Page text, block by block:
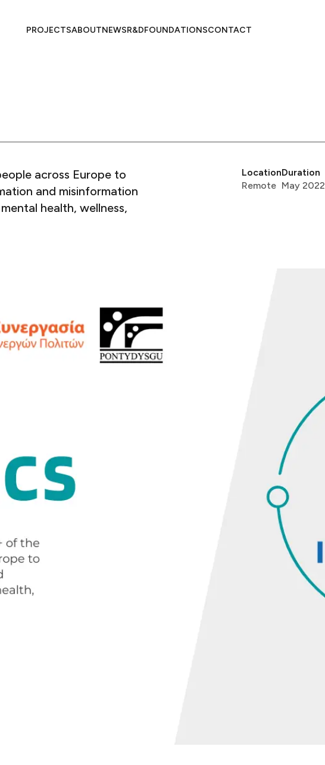
PROJECTS​​​​‌ ‍ ​‍​‍‌‍ ‌ ​‍‌‍‍‌‌‍‌ ‌‍‍‌‌‍ ‍​‍​‍​ ‍‍​‍​‍‌ ​ ‌‍​‌‌‍ ‍‌‍‍‌‌ ‌​‌ ‍‌​‍ ‍‌‍‍‌‌‍ ​‍​‍​‍ ​​‍​‍‌‍‍​‌ ​‍‌‍‌‌‌‍‌‍​‍​‍​ ‍‍​‍​‍​‍ ‌ ​ ‌ ‌​‌ ‌‌‌‍‌​‌‍‍‌‌‍ ​‍ ‌‍‍‌‌‍ ‍‌ ‌​‌‍‌‌‌‍ ‍‌ ‌​​‍ ‌‍‌‌‌‍‌​‌‍‍‌‌ ‌​​‍ ‌‍ ‌‌‍ ‌‍‌​‌‍‌‌​ ‌‌ ​​‌ ​‍‌‍‌‌‌ ​ ‌‍‌‌‌‍ ‍‌ ‌​‌‍​‌‌ ‌​‌‍‍‌‌‍ ‌‍ ‍​ ‍ ‌‍‍‌‌‍‌​​ ‌‌ ​ ‌‍‍‌‌ ‌​‌‍‌‌‌‌​ ‌‍‌‌‌ ‌​‌ ‌​‌‍‍‌‌‍ ‍‌‍‌ ‌ ​ ​ ‍ ‌ ‌​‌ ‍‌‌ ​​‌‍‌‌​ ‌‌ ​ ‌‍‍‌‌ ‌​‌‍‌‌‌‌​ ‌‍‌‌‌ ‌​‌ ‌​‌‍‍‌‌‍ ‍‌‍‌ ‌ ​ ​ ‍ ‌ ​​‌‍​‌‌ ‌​‌‍‍​​ ‌‌‍ ‍‌‍​‌‌ ‌‍‌‍​‍‌‍​‌‌ ​‍​‍ ‍‌‍ ‍‌‍​‌‌ ‌‍‌​ ​‌‍‍‌‌‍ ‍‌‍‍ ‌ ​ ​‍‌‌​ ‌‌‌​​‍‌‌ ‌‍‍ ‌‍‌‌‌ ‍‌​‍‌‌​ ​ ‌​‌​​‍‌‌​ ​ ‌​‌​​‍‌‌​ ​‍​ ​‍‌‍‌​​ ‌ ‌‍‌‍​ ​ ‌‍‌‍​ ​​​ ​ ‌‍​ ​ ​‍‌‍‌‌​ ‌​​ ​​​‍‌‌​ ​‍​ ​‍​‍‌‌​ ‌‌‌​‌​​‍ ‍‌‍ ​‌‍​‌‌‍​‍‌‍‌‌‌‍ ​​ ‌‍​‍‌‍​‌‌ ​ ‌‍‌‌‌‌‌‌‌ ​‍‌‍ ​​ ‌​‍‌‌​ ​‍‌​‌‍‌ ​ ‌ ‌​‌ ‌‌‌‍‌​‌‍‍‌‌‍ ​‍‌‍‌‍‍‌‌‍‌​​ ‌‌ ​ ‌‍‍‌‌ ‌​‌‍‌‌‌‌​ ‌‍‌‌‌ ‌​‌ ‌​‌‍‍‌‌‍ ‍‌‍‌ ‌ ​ ​‍‌‍‌ ‌​‌ ‍‌‌ ​​‌‍‌‌​ ‌‌ ​ ‌‍‍‌‌ ‌​‌‍‌‌‌‌​ ‌‍‌‌‌ ‌​‌ ‌​‌‍‍‌‌‍ ‍‌‍‌ ‌ ​ ​‍‌‍‌ ​​‌‍​‌‌ ‌​‌‍‍​​ ‌‌‍ ‍‌‍​‌‌ ‌‍‌‍​‍‌‍​‌‌ ​‍​‍ ‍‌‍ ‍‌‍​‌‌ ‌‍‌​ ​‌‍‍‌‌‍ ‍‌‍‍ ‌ ​ ​‍‌‌​ ‌‌‌​​‍‌‌ ‌‍‍ ‌‍‌‌‌ ‍‌​‍‌‌​ ​ ‌​‌​​‍‌‌​ ​ ‌​‌​​‍‌‌​ ​‍​ ​‍‌‍‌​​ ‌ ‌‍‌‍​ ​ ‌‍‌‍​ ​​​ ​ ‌‍​ ​ ​‍‌‍‌‌​ ‌​​ ​​​‍‌‌​ ​‍​ ​‍​‍‌‌​ ‌‌‌​‌​​‍ ‍‌‍ ​‌‍​‌‌‍​‍‌‍‌‌‌‍ ​​‍‌‍‌ ​​‌‍‌‌‌ ​‍‌ ​ ‌ ​​‌‍‌‌‌‍​ ‌ ‌​‌‍‍‌‌ ‌‍‌‍‌‌​ ‌‌ ​​‌ ‌‌‌‍​‍‌‍ ​‌‍‍‌‌ ​ ‌‍‍​‌‍‌‌‌‍‌​​‍​‍‌ ‌ABOUT​​​​‌ ‍ ​‍​‍‌‍ ‌ ​‍‌‍‍‌‌‍‌ ‌‍‍‌‌‍ ‍​‍​‍​ ‍‍​‍​‍‌ ​ ‌‍​‌‌‍ ‍‌‍‍‌‌ ‌​‌ ‍‌​‍ ‍‌‍‍‌‌‍ ​‍​‍​‍ ​​‍​‍‌‍‍​‌ ​‍‌‍‌‌‌‍‌‍​‍​‍​ ‍‍​‍​‍​‍ ‌ ​ ‌ ‌​‌ ‌‌‌‍‌​‌‍‍‌‌‍ ​‍ ‌‍‍‌‌‍ ‍‌ ‌​‌‍‌‌‌‍ ‍‌ ‌​​‍ ‌‍‌‌‌‍‌​‌‍‍‌‌ ‌​​‍ ‌‍ ‌‌‍ ‌‍‌​‌‍‌‌​ ‌‌ ​​‌ ​‍‌‍‌‌‌ ​ ‌‍‌‌‌‍ ‍‌ ‌​‌‍​‌‌ ‌​‌‍‍‌‌‍ ‌‍ ‍​ ‍ ‌‍‍‌‌‍‌​​ ‌‌ ​ ‌‍‍‌‌ ‌​‌‍‌‌‌‌​ ‌‍‌‌‌ ‌​‌ ‌​‌‍‍‌‌‍ ‍‌‍‌ ‌ ​ ​ ‍ ‌ ‌​‌ ‍‌‌ ​​‌‍‌‌​ ‌‌ ​ ‌‍‍‌‌ ‌​‌‍‌‌‌‌​ ‌‍‌‌‌ ‌​‌ ‌​‌‍‍‌‌‍ ‍‌‍‌ ‌ ​ ​ ‍ ‌ ​​‌‍​‌‌ ‌​‌‍‍​​ ‌‌‍ ‍‌‍​‌‌ ‌‍‌‍​‍‌‍​‌‌ ​‍​‍ ‍‌‍ ‍‌‍​‌‌ ‌‍‌​ ​‌‍‍‌‌‍ ‍‌‍‍ ‌ ​ ​‍‌‌​ ‌‌‌​​‍‌‌ ‌‍‍ ‌‍‌‌‌ ‍‌​‍‌‌​ ​ ‌​‌​​‍‌‌​ ​ ‌​‌​​‍‌‌​ ​‍​ ​‍​ ‍​‌‍​‍​ ‍​​ ‌ ​ ​‌‌‍‌‍‌‍‌‌‌‍‌‍​ ​‌​ ‌‍​ ​‌​ ‌ ​‍‌‌​ ​‍​ ​‍​‍‌‌​ ‌‌‌​‌​​‍ ‍‌‍ ​‌‍​‌‌‍​‍‌‍‌‌‌‍ ​​ ‌‍​‍‌‍​‌‌ ​ ‌‍‌‌‌‌‌‌‌ ​‍‌‍ ​​ ‌​‍‌‌​ ​‍‌​‌‍‌ ​ ‌ ‌​‌ ‌‌‌‍‌​‌‍‍‌‌‍ ​‍‌‍‌‍‍‌‌‍‌​​ ‌‌ ​ ‌‍‍‌‌ ‌​‌‍‌‌‌‌​ ‌‍‌‌‌ ‌​‌ ‌​‌‍‍‌‌‍ ‍‌‍‌ ‌ ​ ​‍‌‍‌ ‌​‌ ‍‌‌ ​​‌‍‌‌​ ‌‌ ​ ‌‍‍‌‌ ‌​‌‍‌‌‌‌​ ‌‍‌‌‌ ‌​‌ ‌​‌‍‍‌‌‍ ‍‌‍‌ ‌ ​ ​‍‌‍‌ ​​‌‍​‌‌ ‌​‌‍‍​​ ‌‌‍ ‍‌‍​‌‌ ‌‍‌‍​‍‌‍​‌‌ ​‍​‍ ‍‌‍ ‍‌‍​‌‌ ‌‍‌​ ​‌‍‍‌‌‍ ‍‌‍‍ ‌ ​ ​‍‌‌​ ‌‌‌​​‍‌‌ ‌‍‍ ‌‍‌‌‌ ‍‌​‍‌‌​ ​ ‌​‌​​‍‌‌​ ​ ‌​‌​​‍‌‌​ ​‍​ ​‍​ ‍​‌‍​‍​ ‍​​ ‌ ​ ​‌‌‍‌‍‌‍‌‌‌‍‌‍​ ​‌​ ‌‍​ ​‌​ ‌ ​‍‌‌​ ​‍​ ​‍​‍‌‌​ ‌‌‌​‌​​‍ ‍‌‍ ​‌‍​‌‌‍​‍‌‍‌‌‌‍ ​​‍‌‍‌ ​​‌‍‌‌‌ ​‍‌ ​ ‌ ​​‌‍‌‌‌‍​ ‌ ‌​‌‍‍‌‌ ‌‍‌‍‌‌​ ‌‌ ​​‌ ‌‌‌‍​‍‌‍ ​‌‍‍‌‌ ​ ‌‍‍​‌‍‌‌‌‍‌​​‍​‍‌ ‌NEWS​​​​‌ ‍ ​‍​‍‌‍ ‌ ​‍‌‍‍‌‌‍‌ ‌‍‍‌‌‍ ‍​‍​‍​ ‍‍​‍​‍‌ ​ ‌‍​‌‌‍ ‍‌‍‍‌‌ ‌​‌ ‍‌​‍ ‍‌‍‍‌‌‍ ​‍​‍​‍ ​​‍​‍‌‍‍​‌ ​‍‌‍‌‌‌‍‌‍​‍​‍​ ‍‍​‍​‍​‍ ‌ ​ ‌ ‌​‌ ‌‌‌‍‌​‌‍‍‌‌‍ ​‍ ‌‍‍‌‌‍ ‍‌ ‌​‌‍‌‌‌‍ ‍‌ ‌​​‍ ‌‍‌‌‌‍‌​‌‍‍‌‌ ‌​​‍ ‌‍ ‌‌‍ ‌‍‌​‌‍‌‌​ ‌‌ ​​‌ ​‍‌‍‌‌‌ ​ ‌‍‌‌‌‍ ‍‌ ‌​‌‍​‌‌ ‌​‌‍‍‌‌‍ ‌‍ ‍​ ‍ ‌‍‍‌‌‍‌​​ ‌‌ ​ ‌‍‍‌‌ ‌​‌‍‌‌‌‌​ ‌‍‌‌‌ ‌​‌ ‌​‌‍‍‌‌‍ ‍‌‍‌ ‌ ​ ​ ‍ ‌ ‌​‌ ‍‌‌ ​​‌‍‌‌​ ‌‌ ​ ‌‍‍‌‌ ‌​‌‍‌‌‌‌​ ‌‍‌‌‌ ‌​‌ ‌​‌‍‍‌‌‍ ‍‌‍‌ ‌ ​ ​ ‍ ‌ ​​‌‍​‌‌ ‌​‌‍‍​​ ‌‌‍ ‍‌‍​‌‌ ‌‍‌‍​‍‌‍​‌‌ ​‍​‍ ‍‌‍ ‍‌‍​‌‌ ‌‍‌​ ​‌‍‍‌‌‍ ‍‌‍‍ ‌ ​ ​‍‌‌​ ‌‌‌​​‍‌‌ ‌‍‍ ‌‍‌‌‌ ‍‌​‍‌‌​ ​ ‌​‌​​‍‌‌​ ​ ‌​‌​​‍‌‌​ ​‍​ ​‍​ ‍​​ ​​​ ​‌​ ‌ ​ ‍​​ ‍​‌‍‌‍‌‍​‌​ ‌‍​ ​ ​ ​‍​ ​​​‍‌‌​ ​‍​ ​‍​‍‌‌​ ‌‌‌​‌​​‍ ‍‌‍ ​‌‍​‌‌‍​‍‌‍‌‌‌‍ ​​ ‌‍​‍‌‍​‌‌ ​ ‌‍‌‌‌‌‌‌‌ ​‍‌‍ ​​ ‌​‍‌‌​ ​‍‌​‌‍‌ ​ ‌ ‌​‌ ‌‌‌‍‌​‌‍‍‌‌‍ ​‍‌‍‌‍‍‌‌‍‌​​ ‌‌ ​ ‌‍‍‌‌ ‌​‌‍‌‌‌‌​ ‌‍‌‌‌ ‌​‌ ‌​‌‍‍‌‌‍ ‍‌‍‌ ‌ ​ ​‍‌‍‌ ‌​‌ ‍‌‌ ​​‌‍‌‌​ ‌‌ ​ ‌‍‍‌‌ ‌​‌‍‌‌‌‌​ ‌‍‌‌‌ ‌​‌ ‌​‌‍‍‌‌‍ ‍‌‍‌ ‌ ​ ​‍‌‍‌ ​​‌‍​‌‌ ‌​‌‍‍​​ ‌‌‍ ‍‌‍​‌‌ ‌‍‌‍​‍‌‍​‌‌ ​‍​‍ ‍‌‍ ‍‌‍​‌‌ ‌‍‌​ ​‌‍‍‌‌‍ ‍‌‍‍ ‌ ​ ​‍‌‌​ ‌‌‌​​‍‌‌ ‌‍‍ ‌‍‌‌‌ ‍‌​‍‌‌​ ​ ‌​‌​​‍‌‌​ ​ ‌​‌​​‍‌‌​ ​‍​ ​‍​ ‍​​ ​​​ ​‌​ ‌ ​ ‍​​ ‍​‌‍‌‍‌‍​‌​ ‌‍​ ​ ​ ​‍​ ​​​‍‌‌​ ​‍​ ​‍​‍‌‌​ ‌‌‌​‌​​‍ ‍‌‍ ​‌‍​‌‌‍​‍‌‍‌‌‌‍ ​​‍‌‍‌ ​​‌‍‌‌‌ ​‍‌ ​ ‌ ​​‌‍‌‌‌‍​ ‌ ‌​‌‍‍‌‌ ‌‍‌‍‌‌​ ‌‌ ​​‌ ‌‌‌‍​‍‌‍ ​‌‍‍‌‌ ​ ‌‍‍​‌‍‌‌‌‍‌​​‍​‍‌ ‌R&D​​​​‌ ‍ ​‍​‍‌‍ ‌ ​‍‌‍‍‌‌‍‌ ‌‍‍‌‌‍ ‍​‍​‍​ ‍‍​‍​‍‌ ​ ‌‍​‌‌‍ ‍‌‍‍‌‌ ‌​‌ ‍‌​‍ ‍‌‍‍‌‌‍ ​‍​‍​‍ ​​‍​‍‌‍‍​‌ ​‍‌‍‌‌‌‍‌‍​‍​‍​ ‍‍​‍​‍​‍ ‌ ​ ‌ ‌​‌ ‌‌‌‍‌​‌‍‍‌‌‍ ​‍ ‌‍‍‌‌‍ ‍‌ ‌​‌‍‌‌‌‍ ‍‌ ‌​​‍ ‌‍‌‌‌‍‌​‌‍‍‌‌ ‌​​‍ ‌‍ ‌‌‍ ‌‍‌​‌‍‌‌​ ‌‌ ​​‌ ​‍‌‍‌‌‌ ​ ‌‍‌‌‌‍ ‍‌ ‌​‌‍​‌‌ ‌​‌‍‍‌‌‍ ‌‍ ‍​ ‍ ‌‍‍‌‌‍‌​​ ‌‌ ​ ‌‍‍‌‌ ‌​‌‍‌‌‌‌​ ‌‍‌‌‌ ‌​‌ ‌​‌‍‍‌‌‍ ‍‌‍‌ ‌ ​ ​ ‍ ‌ ‌​‌ ‍‌‌ ​​‌‍‌‌​ ‌‌ ​ ‌‍‍‌‌ ‌​‌‍‌‌‌‌​ ‌‍‌‌‌ ‌​‌ ‌​‌‍‍‌‌‍ ‍‌‍‌ ‌ ​ ​ ‍ ‌ ​​‌‍​‌‌ ‌​‌‍‍​​ ‌‌‍ ‍‌‍​‌‌ ‌‍‌‍​‍‌‍​‌‌ ​‍​‍ ‍‌‍ ‍‌‍​‌‌ ‌‍‌​ ​‌‍‍‌‌‍ ‍‌‍‍ ‌ ​ ​‍‌‌​ ‌‌‌​​‍‌‌ ‌‍‍ ‌‍‌‌‌ ‍‌​‍‌‌​ ​ ‌​‌​​‍‌‌​ ​ ‌​‌​​‍‌‌​ ​‍​ ​‍​ ‍‌‌‍​‌‌‍‌‌​ ​​‌‍​‍‌‍​‌​ ‌​​ ‌​​ ‌ ​ ‍‌‌‍​ ​ ‌​​‍‌‌​ ​‍​ ​‍​‍‌‌​ ‌‌‌​‌​​‍ ‍‌‍ ​‌‍​‌‌‍​‍‌‍‌‌‌‍ ​​ ‌‍​‍‌‍​‌‌ ​ ‌‍‌‌‌‌‌‌‌ ​‍‌‍ ​​ ‌​‍‌‌​ ​‍‌​‌‍‌ ​ ‌ ‌​‌ ‌‌‌‍‌​‌‍‍‌‌‍ ​‍‌‍‌‍‍‌‌‍‌​​ ‌‌ ​ ‌‍‍‌‌ ‌​‌‍‌‌‌‌​ ‌‍‌‌‌ ‌​‌ ‌​‌‍‍‌‌‍ ‍‌‍‌ ‌ ​ ​‍‌‍‌ ‌​‌ ‍‌‌ ​​‌‍‌‌​ ‌‌ ​ ‌‍‍‌‌ ‌​‌‍‌‌‌‌​ ‌‍‌‌‌ ‌​‌ ‌​‌‍‍‌‌‍ ‍‌‍‌ ‌ ​ ​‍‌‍‌ ​​‌‍​‌‌ ‌​‌‍‍​​ ‌‌‍ ‍‌‍​‌‌ ‌‍‌‍​‍‌‍​‌‌ ​‍​‍ ‍‌‍ ‍‌‍​‌‌ ‌‍‌​ ​‌‍‍‌‌‍ ‍‌‍‍ ‌ ​ ​‍‌‌​ ‌‌‌​​‍‌‌ ‌‍‍ ‌‍‌‌‌ ‍‌​‍‌‌​ ​ ‌​‌​​‍‌‌​ ​ ‌​‌​​‍‌‌​ ​‍​ ​‍​ ‍‌‌‍​‌‌‍‌‌​ ​​‌‍​‍‌‍​‌​ ‌​​ ‌​​ ‌ ​ ‍‌‌‍​ ​ ‌​​‍‌‌​ ​‍​ ​‍​‍‌‌​ ‌‌‌​‌​​‍ ‍‌‍ ​‌‍​‌‌‍​‍‌‍‌‌‌‍ ​​‍‌‍‌ ​​‌‍‌‌‌ ​‍‌ ​ ‌ ​​‌‍‌‌‌‍​ ‌ ‌​‌‍‍‌‌ ‌‍‌‍‌‌​ ‌‌ ​​‌ ‌‌‌‍​‍‌‍ ​‌‍‍‌‌ ​ ‌‍‍​‌‍‌‌‌‍‌​​‍​‍‌ ‌FOUNDATIONS​​​​‌ ‍ ​‍​‍‌‍ ‌ ​‍‌‍‍‌‌‍‌ ‌‍‍‌‌‍ ‍​‍​‍​ ‍‍​‍​‍‌ ​ ‌‍​‌‌‍ ‍‌‍‍‌‌ ‌​‌ ‍‌​‍ ‍‌‍‍‌‌‍ ​‍​‍​‍ ​​‍​‍‌‍‍​‌ ​‍‌‍‌‌‌‍‌‍​‍​‍​ ‍‍​‍​‍​‍ ‌ ​ ‌ ‌​‌ ‌‌‌‍‌​‌‍‍‌‌‍ ​‍ ‌‍‍‌‌‍ ‍‌ ‌​‌‍‌‌‌‍ ‍‌ ‌​​‍ ‌‍‌‌‌‍‌​‌‍‍‌‌ ‌​​‍ ‌‍ ‌‌‍ ‌‍‌​‌‍‌‌​ ‌‌ ​​‌ ​‍‌‍‌‌‌ ​ ‌‍‌‌‌‍ ‍‌ ‌​‌‍​‌‌ ‌​‌‍‍‌‌‍ ‌‍ ‍​ ‍ ‌‍‍‌‌‍‌​​ ‌‌ ​ ‌‍‍‌‌ ‌​‌‍‌‌‌‌​ ‌‍‌‌‌ ‌​‌ ‌​‌‍‍‌‌‍ ‍‌‍‌ ‌ ​ ​ ‍ ‌ ‌​‌ ‍‌‌ ​​‌‍‌‌​ ‌‌ ​ ‌‍‍‌‌ ‌​‌‍‌‌‌‌​ ‌‍‌‌‌ ‌​‌ ‌​‌‍‍‌‌‍ ‍‌‍‌ ‌ ​ ​ ‍ ‌ ​​‌‍​‌‌ ‌​‌‍‍​​ ‌‌‍ ‍‌‍​‌‌ ‌‍‌‍​‍‌‍​‌‌ ​‍​‍ ‍‌‍ ‍‌‍​‌‌ ‌‍‌​ ​‌‍‍‌‌‍ ‍‌‍‍ ‌ ​ ​‍‌‌​ ‌‌‌​​‍‌‌ ‌‍‍ ‌‍‌‌‌ ‍‌​‍‌‌​ ​ ‌​‌​​‍‌‌​ ​ ‌​‌​​‍‌‌​ ​‍​ ​‍‌‍‌‌‌‍‌​‌‍‌‌​ ​‍​ ​‌​ ‌‍‌‍​ ​ ‍​​ ‍​​ ‌​​ ‌ ​ ​​​‍‌‌​ ​‍​ ​‍​‍‌‌​ ‌‌‌​‌​​‍ ‍‌‍ ​‌‍​‌‌‍​‍‌‍‌‌‌‍ ​​ ‌‍​‍‌‍​‌‌ ​ ‌‍‌‌‌‌‌‌‌ ​‍‌‍ ​​ ‌​‍‌‌​ ​‍‌​‌‍‌ ​ ‌ ‌​‌ ‌‌‌‍‌​‌‍‍‌‌‍ ​‍‌‍‌‍‍‌‌‍‌​​ ‌‌ ​ ‌‍‍‌‌ ‌​‌‍‌‌‌‌​ ‌‍‌‌‌ ‌​‌ ‌​‌‍‍‌‌‍ ‍‌‍‌ ‌ ​ ​‍‌‍‌ ‌​‌ ‍‌‌ ​​‌‍‌‌​ ‌‌ ​ ‌‍‍‌‌ ‌​‌‍‌‌‌‌​ ‌‍‌‌‌ ‌​‌ ‌​‌‍‍‌‌‍ ‍‌‍‌ ‌ ​ ​‍‌‍‌ ​​‌‍​‌‌ ‌​‌‍‍​​ ‌‌‍ ‍‌‍​‌‌ ‌‍‌‍​‍‌‍​‌‌ ​‍​‍ ‍‌‍ ‍‌‍​‌‌ ‌‍‌​ ​‌‍‍‌‌‍ ‍‌‍‍ ‌ ​ ​‍‌‌​ ‌‌‌​​‍‌‌ ‌‍‍ ‌‍‌‌‌ ‍‌​‍‌‌​ ​ ‌​‌​​‍‌‌​ ​ ‌​‌​​‍‌‌​ ​‍​ ​‍‌‍‌‌‌‍‌​‌‍‌‌​ ​‍​ ​‌​ ‌‍‌‍​ ​ ‍​​ ‍​​ ‌​​ ‌ ​ ​​​‍‌‌​ ​‍​ ​‍​‍‌‌​ ‌‌‌​‌​​‍ ‍‌‍ ​‌‍​‌‌‍​‍‌‍‌‌‌‍ ​​‍‌‍‌ ​​‌‍‌‌‌ ​‍‌ ​ ‌ ​​‌‍‌‌‌‍​ ‌ ‌​‌‍‍‌‌ ‌‍‌‍‌‌​ ‌‌ ​​‌ ‌‌‌‍​‍‌‍ ​‌‍‍‌‌ ​ ‌‍‍​‌‍‌‌‌‍‌​​‍​‍‌ ‌CONTACT​​​​‌ ‍ ​‍​‍‌‍ ‌ ​‍‌‍‍‌‌‍‌ ‌‍‍‌‌‍ ‍​‍​‍​ ‍‍​‍​‍‌ ​ ‌‍​‌‌‍ ‍‌‍‍‌‌ ‌​‌ ‍‌​‍ ‍‌‍‍‌‌‍ ​‍​‍​‍ ​​‍​‍‌‍‍​‌ ​‍‌‍‌‌‌‍‌‍​‍​‍​ ‍‍​‍​‍​‍ ‌ ​ ‌ ‌​‌ ‌‌‌‍‌​‌‍‍‌‌‍ ​‍ ‌‍‍‌‌‍ ‍‌ ‌​‌‍‌‌‌‍ ‍‌ ‌​​‍ ‌‍‌‌‌‍‌​‌‍‍‌‌ ‌​​‍ ‌‍ ‌‌‍ ‌‍‌​‌‍‌‌​ ‌‌ ​​‌ ​‍‌‍‌‌‌ ​ ‌‍‌‌‌‍ ‍‌ ‌​‌‍​‌‌ ‌​‌‍‍‌‌‍ ‌‍ ‍​ ‍ ‌‍‍‌‌‍‌​​ ‌‌ ​ ‌‍‍‌‌ ‌​‌‍‌‌‌‌​ ‌‍‌‌‌ ‌​‌ ‌​‌‍‍‌‌‍ ‍‌‍‌ ‌ ​ ​ ‍ ‌ ‌​‌ ‍‌‌ ​​‌‍‌‌​ ‌‌ ​ ‌‍‍‌‌ ‌​‌‍‌‌‌‌​ ‌‍‌‌‌ ‌​‌ ‌​‌‍‍‌‌‍ ‍‌‍‌ ‌ ​ ​ ‍ ‌ ​​‌‍​‌‌ ‌​‌‍‍​​ ‌‌‍ ‍‌‍​‌‌ ‌‍‌‍​‍‌‍​‌‌ ​‍​‍ ‍‌‍ ‍‌‍​‌‌ ‌‍‌​ ​‌‍‍‌‌‍ ‍‌‍‍ ‌ ​ ​‍‌‌​ ‌‌‌​​‍‌‌ ‌‍‍ ‌‍‌‌‌ ‍‌​‍‌‌​ ​ ‌​‌​​‍‌‌​ ​ ‌​‌​​‍‌‌​ ​‍​ ​‍‌‍‌​​ ‌ ​ ‌​​ ​ ​ ​ ‌‍​ ​ ​‍​ ‍​‌‍‌‌​ ‌ ‌‍‌‌​ ‌ ​‍‌‌​ ​‍​ ​‍​‍‌‌​ ‌‌‌​‌​​‍ ‍‌‍ ​‌‍​‌‌‍​‍‌‍‌‌‌‍ ​​ ‌‍​‍‌‍​‌‌ ​ ‌‍‌‌‌‌‌‌‌ ​‍‌‍ ​​ ‌​‍‌‌​ ​‍‌​‌‍‌ ​ ‌ ‌​‌ ‌‌‌‍‌​‌‍‍‌‌‍ ​‍‌‍‌‍‍‌‌‍‌​​ ‌‌ ​ ‌‍‍‌‌ ‌​‌‍‌‌‌‌​ ‌‍‌‌‌ ‌​‌ ‌​‌‍‍‌‌‍ ‍‌‍‌ ‌ ​ ​‍‌‍‌ ‌​‌ ‍‌‌ ​​‌‍‌‌​ ‌‌ ​ ‌‍‍‌‌ ‌​‌‍‌‌‌‌​ ‌‍‌‌‌ ‌​‌ ‌​‌‍‍‌‌‍ ‍‌‍‌ ‌ ​ ​‍‌‍‌ ​​‌‍​‌‌ ‌​‌‍‍​​ ‌‌‍ ‍‌‍​‌‌ ‌‍‌‍​‍‌‍​‌‌ ​‍​‍ ‍‌‍ ‍‌‍​‌‌ ‌‍‌​ ​‌‍‍‌‌‍ ‍‌‍‍ ‌ ​ ​‍‌‌​ ‌‌‌​​‍‌‌ ‌‍‍ ‌‍‌‌‌ ‍‌​‍‌‌​ ​ ‌​‌​​‍‌‌​ ​ ‌​‌​​‍‌‌​ ​‍​ ​‍‌‍‌​​ ‌ ​ ‌​​ ​ ​ ​ ‌‍​ ​ ​‍​ ‍​‌‍‌‌​ ‌ ‌‍‌‌​ ‌ ​‍‌‌​ ​‍​ ​‍​‍‌‌​ ‌‌‌​‌​​‍ ‍‌‍ ​‌‍​‌‌‍​‍‌‍‌‌‌‍ ​​‍‌‍‌ ​​‌‍‌‌‌ ​‍‌ ​ ‌ ​​‌‍‌‌‌‍​ ‌ ‌​‌‍‍‌‌ ‌‍‌‍‌‌​ ‌‌ ​​‌ ‌‌‌‍​‍‌‍ ​‌‍‍‌‌ ​ ‌‍‍​‌‍‌‌‌‍‌​​‍​‍‌ ‌
across Europe to
and misinformation
health, wellness,
Location
Remote​​​​‌ ‍ ​‍​‍‌‍ ‌ ​‍‌‍‍‌‌‍‌ ‌‍‍‌‌‍ ‍​‍​‍​ ‍‍​‍​‍‌ ​ ‌‍​‌‌‍ ‍‌‍‍‌‌ ‌​‌ ‍‌​‍ ‍‌‍‍‌‌‍ ​‍​‍​‍ ​​‍​‍‌‍‍​‌ ​‍‌‍‌‌‌‍‌‍​‍​‍​ ‍‍​‍​‍​‍ ‌ ​ ‌ ‌​‌ ‌‌‌‍‌​‌‍‍‌‌‍ ​‍ ‌‍‍‌‌‍ ‍‌ ‌​‌‍‌‌‌‍ ‍‌ ‌​​‍ ‌‍‌‌‌‍‌​‌‍‍‌‌ ‌​​‍ ‌‍ ‌‌‍ ‌‍‌​‌‍‌‌​ ‌‌ ​​‌ ​‍‌‍‌‌‌ ​ ‌‍‌‌‌‍ ‍‌ ‌​‌‍​‌‌ ‌​‌‍‍‌‌‍ ‌‍ ‍​ ‍ ‌‍‍‌‌‍‌​​ ‌​ ‌‌​ ​‍‌‍​ ​ ‌​‌‍​ ​ ‌‌​ ​‍‌‍‌​​‍ ‌‌‍​‍‌‍‌‍​ ‌‌​ ‍​​‍ ‌​ ‌​‌‍‌‌​ ‍‌‌‍‌‍​‍ ‌​ ‍​​ ‌ ​ ‌‌​ ‌‍​‍ ‌​ ‍​‌‍​‍​ ‌​​ ‌‌​ ​​​ ​ ‌‍‌‌​ ​‍​ ‌ ​ ​‌‌‍​‌​ ‌‌​ ‍ ‌ ‌​‌ ‍‌‌ ​​‌‍‌‌​ ‌‌ ​​‌ ​‍‌‍ ‌‍‍‍‌‍‌‌‌‍​ ‌ ‌​​ ‍ ‌ ​​‌‍​‌‌ ‌​‌‍‍​​ ‌‌‍‌​‌‍‌‌‌ ‌​‌‍​‌‌‍‍‌‌‍ ​‌ ​ ​‍‌‌​ ‌‌‌​​‍‌‌ ‌‍‍ ‌‍‌‌‌ ‍‌​‍‌‌​ ​ ‌​‌​​‍‌‌​ ​ ‌​‌​​‍‌‌​ ​‍​ ​‍‌‍​‍​ ​‌​ ‌ ‌‍​‌‌‍‌‍‌‍‌​​ ‌ ​ ‌‌‌‍​ ​ ​‌‌‍‌‍​ ​‍​‍‌‌​ ​‍​ ​‍​‍‌‌​ ‌‌‌​‌​​‍ ‍‌‍‍‌‌‍ ‍‌‍‌‍‌‍ ​ ‌‍​‍‌‍​‌‌ ​ ‌‍‌‌‌‌‌‌‌ ​‍‌‍ ​​ ‌​‍‌‌​ ​‍‌​‌‍‌ ​ ‌ ‌​‌ ‌‌‌‍‌​‌‍‍‌‌‍ ​‍‌‍‌‍‍‌‌‍‌​​ ‌​ ‌‌​ ​‍‌‍​ ​ ‌​‌‍​ ​ ‌‌​ ​‍‌‍‌​​‍ ‌‌‍​‍‌‍‌‍​ ‌‌​ ‍​​‍ ‌​ ‌​‌‍‌‌​ ‍‌‌‍‌‍​‍ ‌​ ‍​​ ‌ ​ ‌‌​ ‌‍​‍ ‌​ ‍​‌‍​‍​ ‌​​ ‌‌​ ​​​ ​ ‌‍‌‌​ ​‍​ ‌ ​ ​‌‌‍​‌​ ‌‌​‍‌‍‌ ‌​‌ ‍‌‌ ​​‌‍‌‌​ ‌‌ ​​‌ ​‍‌‍ ‌‍‍‍‌‍‌‌‌‍​ ‌ ‌​​‍‌‍‌ ​​‌‍​‌‌ ‌​‌‍‍​​ ‌‌‍‌​‌‍‌‌‌ ‌​‌‍​‌‌‍‍‌‌‍ ​‌ ​ ​‍‌‌​ ‌‌‌​​‍‌‌ ‌‍‍ ‌‍‌‌‌ ‍‌​‍‌‌​ ​ ‌​‌​​‍‌‌​ ​ ‌​‌​​‍‌‌​ ​‍​ ​‍‌‍​‍​ ​‌​ ‌ ‌‍​‌‌‍‌‍‌‍‌​​ ‌ ​ ‌‌‌‍​ ​ ​‌‌‍‌‍​ ​‍​‍‌‌​ ​‍​ ​‍​‍‌‌​ ‌‌‌​‌​​‍ ‍‌‍‍‌‌‍ ‍‌‍‌‍‌‍ ​‍‌‍‌ ​​‌‍‌‌‌ ​‍‌ ​ ‌ ​​‌‍‌‌‌‍​ ‌ ‌​‌‍‍‌‌ ‌‍‌‍‌‌​ ‌‌ ​​‌ ‌‌‌‍​‍‌‍ ​‌‍‍‌‌ ​ ‌‍‍​‌‍‌‌‌‍‌​​‍​‍‌ ‌
Duration
May 2022​​​​‌ ‍ ​‍​‍‌‍ ‌ ​‍‌‍‍‌‌‍‌ ‌‍‍‌‌‍ ‍​‍​‍​ ‍‍​‍​‍‌ ​ ‌‍​‌‌‍ ‍‌‍‍‌‌ ‌​‌ ‍‌​‍ ‍‌‍‍‌‌‍ ​‍​‍​‍ ​​‍​‍‌‍‍​‌ ​‍‌‍‌‌‌‍‌‍​‍​‍​ ‍‍​‍​‍​‍ ‌ ​ ‌ ‌​‌ ‌‌‌‍‌​‌‍‍‌‌‍ ​‍ ‌‍‍‌‌‍ ‍‌ ‌​‌‍‌‌‌‍ ‍‌ ‌​​‍ ‌‍‌‌‌‍‌​‌‍‍‌‌ ‌​​‍ ‌‍ ‌‌‍ ‌‍‌​‌‍‌‌​ ‌‌ ​​‌ ​‍‌‍‌‌‌ ​ ‌‍‌‌‌‍ ‍‌ ‌​‌‍​‌‌ ‌​‌‍‍‌‌‍ ‌‍ ‍​ ‍ ‌‍‍‌‌‍‌​​ ‌​ ‌‌​ ​‍‌‍​ ​ ‌​‌‍​ ​ ‌‌​ ​‍‌‍‌​​‍ ‌‌‍​‍‌‍‌‍​ ‌‌​ ‍​​‍ ‌​ ‌​‌‍‌‌​ ‍‌‌‍‌‍​‍ ‌​ ‍​​ ‌ ​ ‌‌​ ‌‍​‍ ‌​ ‍​‌‍​‍​ ‌​​ ‌‌​ ​​​ ​ ‌‍‌‌​ ​‍​ ‌ ​ ​‌‌‍​‌​ ‌‌​ ‍ ‌ ‌​‌ ‍‌‌ ​​‌‍‌‌​ ‌‌ ​​‌ ​‍‌‍ ‌‍‍‍‌‍‌‌‌‍​ ‌ ‌​​ ‍ ‌ ​​‌‍​‌‌ ‌​‌‍‍​​ ‌‌‍‌​‌‍‌‌‌ ‌​‌‍​‌‌‍‍‌‌‍ ​‌ ​ ​‍‌‌​ ‌‌‌​​‍‌‌ ‌‍‍ ‌‍‌‌‌ ‍‌​‍‌‌​ ​ ‌​‌​​‍‌‌​ ​ ‌​‌​​‍‌‌​ ​‍​ ​‍​ ​‌‌‍‌‍​ ‌​​ ‍‌​ ‌‍‌‍​‌‌‍​‌​ ​‌​ ‌‌‌‍‌​​ ‍‌‌‍​‌​‍‌‌​ ​‍​ ​‍​‍‌‌​ ‌‌‌​‌​​‍ ‍‌‍‍‌‌‍ ‍‌‍‌‍‌‍ ​ ‌‍​‍‌‍​‌‌ ​ ‌‍‌‌‌‌‌‌‌ ​‍‌‍ ​​ ‌​‍‌‌​ ​‍‌​‌‍‌ ​ ‌ ‌​‌ ‌‌‌‍‌​‌‍‍‌‌‍ ​‍‌‍‌‍‍‌‌‍‌​​ ‌​ ‌‌​ ​‍‌‍​ ​ ‌​‌‍​ ​ ‌‌​ ​‍‌‍‌​​‍ ‌‌‍​‍‌‍‌‍​ ‌‌​ ‍​​‍ ‌​ ‌​‌‍‌‌​ ‍‌‌‍‌‍​‍ ‌​ ‍​​ ‌ ​ ‌‌​ ‌‍​‍ ‌​ ‍​‌‍​‍​ ‌​​ ‌‌​ ​​​ ​ ‌‍‌‌​ ​‍​ ‌ ​ ​‌‌‍​‌​ ‌‌​‍‌‍‌ ‌​‌ ‍‌‌ ​​‌‍‌‌​ ‌‌ ​​‌ ​‍‌‍ ‌‍‍‍‌‍‌‌‌‍​ ‌ ‌​​‍‌‍‌ ​​‌‍​‌‌ ‌​‌‍‍​​ ‌‌‍‌​‌‍‌‌‌ ‌​‌‍​‌‌‍‍‌‌‍ ​‌ ​ ​‍‌‌​ ‌‌‌​​‍‌‌ ‌‍‍ ‌‍‌‌‌ ‍‌​‍‌‌​ ​ ‌​‌​​‍‌‌​ ​ ‌​‌​​‍‌‌​ ​‍​ ​‍​ ​‌‌‍‌‍​ ‌​​ ‍‌​ ‌‍‌‍​‌‌‍​‌​ ​‌​ ‌‌‌‍‌​​ ‍‌‌‍​‌​‍‌‌​ ​‍​ ​‍​‍‌‌​ ‌‌‌​‌​​‍ ‍‌‍‍‌‌‍ ‍‌‍‌‍‌‍ ​‍‌‍‌ ​​‌‍‌‌‌ ​‍‌ ​ ‌ ​​‌‍‌‌‌‍​ ‌ ‌​‌‍‍‌‌ ‌‍‌‍‌‌​ ‌‌ ​​‌ ‌‌‌‍​‍‌‍ ​‌‍‍‌‌ ​ ‌‍‍​‌‍‌‌‌‍‌​​‍​‍‌ ‌